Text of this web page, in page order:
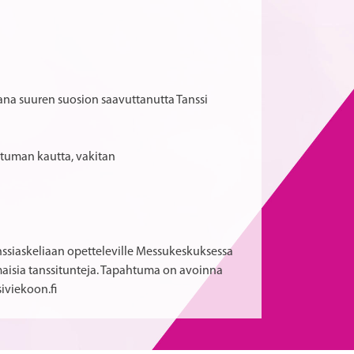
suuren suosion saavuttanutta Tanssi
kautta, vakitan
opetteleville Messukeskuksessa
tanssitunteja. Tapahtuma on avoinna